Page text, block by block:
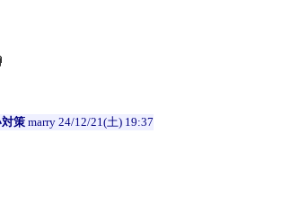
策 marry 24/12/21(土) 19:37